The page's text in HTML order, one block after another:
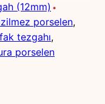
(12mm)
porselen
tezgahı
porselen